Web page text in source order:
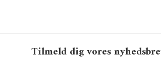
Tilmeld dig vores